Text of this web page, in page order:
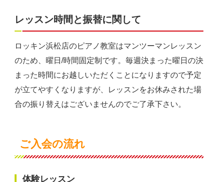
レッスン時間と振替に関して
ロッキン浜松店のピアノ教室はマンツーマンレッスン
のため、曜日/時間固定制です。毎週決まった曜日の決
まった時間にお越しいただくことになりますので予定
が立てやすくなりますが、レッスンをお休みされた場
合の振り替えはございませんのでご了承下さい。
ご入会の流れ
体験レッスン